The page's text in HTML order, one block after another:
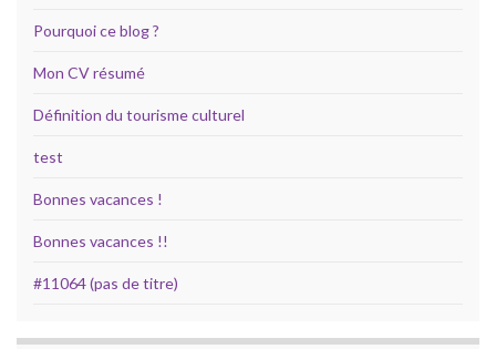
Pourquoi ce blog ?
Mon CV résumé
Définition du tourisme culturel
test
Bonnes vacances !
Bonnes vacances !!
#11064 (pas de titre)